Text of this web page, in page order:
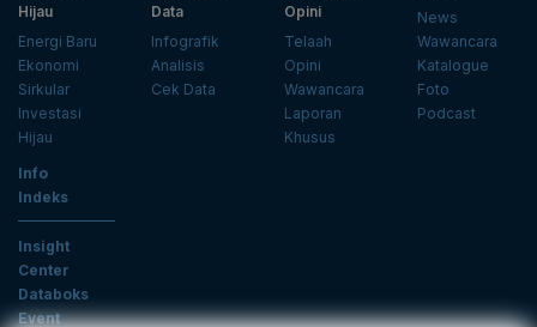
Hijau
Energi Baru
Ekonomi
Sirkular
Investasi
Hijau
Data
Infografik
Analisis
Cek Data
Opini
Telaah
Opini
Wawancara
Laporan
Khusus
News
Wawancara
Katalogue
Foto
Podcast
Info
Indeks
Insight
Center
Databoks
Event